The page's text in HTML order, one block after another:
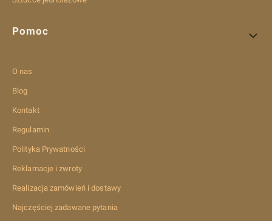
Pomoc
O nas
Blog
Kontakt
Regulamin
Polityka Prywatności
Reklamacje i zwroty
Realizacja zamówień i dostawy
Najczęściej zadawane pytania